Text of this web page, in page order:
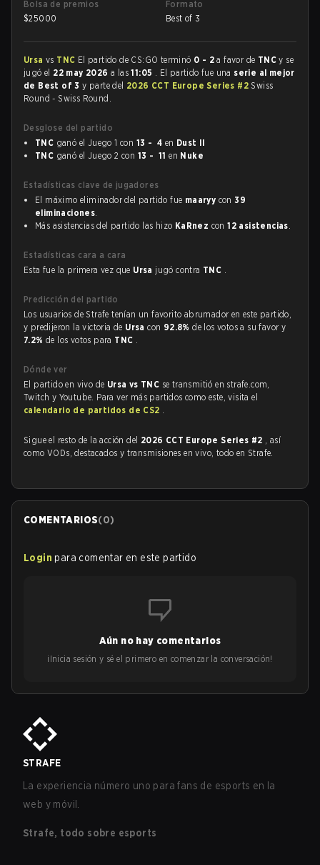
Bolsa de premios
$25000
Formato
Best of 3
Ursa vs TNC El partido de CS:GO terminó 0 - 2 a favor de TNCy se
jugó el 22 may 2026a las11:05 . El partido fue una serie al mejor
de Best of 3y parte del 2026 CCT Europe Series #2 Swiss
Round - Swiss Round.
Desglose del partido
TNC ganó el Juego 1 con 13 - 4 en Dust II
TNC ganó el Juego 2 con 13 - 11 en Nuke
Estadísticas clave de jugadores
El máximo eliminador del partido fue maaryy con39
eliminaciones.
Más asistencias del partido las hizo KaRnez con12 asistencias.
Estadísticas cara a cara
Esta fue la primera vez que Ursa jugó contra TNC .
Predicción del partido
Los usuarios de Strafe tenían un favorito abrumador en este partido,
y predijeron la victoria de Ursacon 92.8%de los votos a su favor y
7.2% de los votos para TNC .
Dónde ver
El partido en vivo de Ursa vs TNC se transmitió en strafe.com,
Twitch y Youtube. Para ver más partidos como este, visita el
calendario de partidos de CS2 .
Sigue el resto de la acción del 2026 CCT Europe Series #2 , así
como VODs, destacados y transmisiones en vivo, todo en Strafe.
COMENTARIOS(0)
Login para comentar en este partido
Aún no hay comentarios
¡Inicia sesión y sé el primero en comenzar la conversación!
STRAFE
La experiencia número uno para fans de esports en la
web y móvil.
Strafe, todo sobre esports